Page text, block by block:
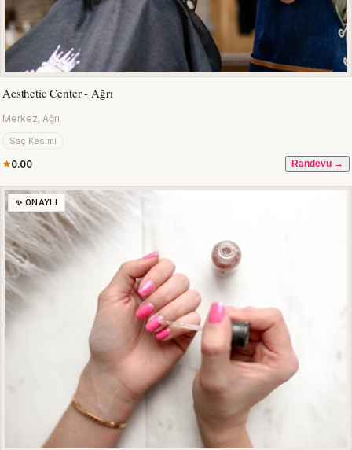
Aesthetic Center - Ağrı
Merkez, Ağrı
Saç Kesimi
0.00 Randevu →
✨ ONAYLI